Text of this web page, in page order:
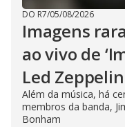
DO R7/05/08/2026
Imagens
ao vivo de
Led Zeppelin
Além da música, há
membros da banda,
Bonham